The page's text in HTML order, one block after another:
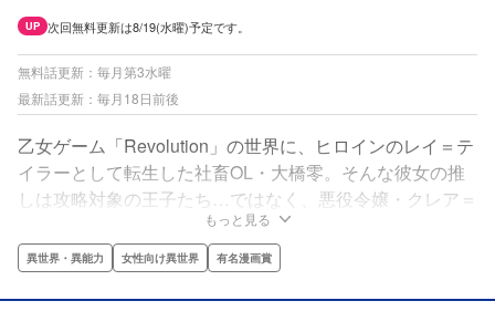
UP 次回無料更新は8/19(水曜)予定です。
無料話更新：毎月第3水曜
最新話更新：毎月18日前後
乙女ゲーム「Revolution」の世界に、ヒロインのレイ＝テ
イラーとして転生した社畜OL・大橋零。そんな彼女の推
しは攻略対象の王子たち…ではなく、悪役令嬢・クレア＝
フランソワだった！「小説家になろう」で大人気のガール
ズノベルをコミカライズ！推し一筋、激動のラブコメ・フ
ァンタジー開幕！ ※「小説家になろう」は株式会社ヒナ
プロジェクトの登録商標です
もっと見る
異世界・異能力 女性向け異世界 有名漫画賞